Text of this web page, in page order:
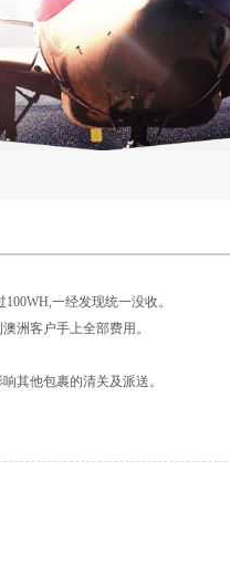
一经发现统一没收。
洲客户手上全部费用。
其他包裹的清关及派送。